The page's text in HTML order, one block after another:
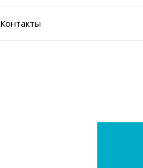
Контакты